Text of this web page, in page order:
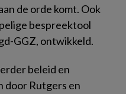
de orde komt. Ook
bespreektool
GGZ, ontwikkeld.
beleid en
door Rutgers en